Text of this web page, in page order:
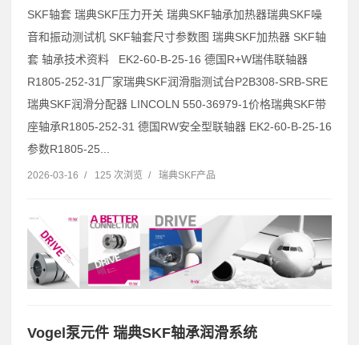
SKF轴套 瑞典SKF压力开关 瑞典SKF轴承加热器瑞典SKF噪
音和振动测试机 SKF轴套尺寸参数图 瑞典SKF加热器 SKF轴
套 轴承技术资料 EK2-60-B-25-16 德国R+W瑞伟联轴器
R1805-252-31厂家瑞典SKF润滑脂测试台P2B308-SRB-SRE
瑞典SKF润滑分配器 LINCOLN 550-36979-1价格瑞典SKF带
座轴承R1805-252-31 德国RW安全型联轴器 EK2-60-B-25-16
参数R1805-25...
2026-03-16 / 125 次浏览 / 瑞典SKF产品
Vogel泵元件 瑞典SKF轴承润滑系统